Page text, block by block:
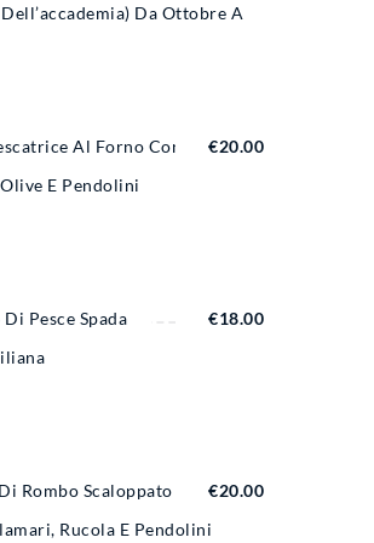
Da Ottobre A
Al Forno Con
E Pendolini
€20.00
Pesce Spada
€18.00
Rombo Scaloppato
Rucola E Pendolini
€20.00